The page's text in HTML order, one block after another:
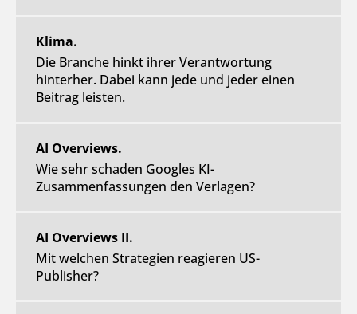
Klima.
Die Branche hinkt ihrer Verantwortung
hinterher. Dabei kann jede und jeder einen
Beitrag leisten.
AI Overviews.
Wie sehr schaden Googles KI-
Zusammenfassungen den Verlagen?
AI Overviews II.
Mit welchen Strategien reagieren US-
Publisher?